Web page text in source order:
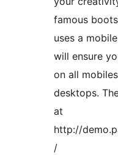
famous
uses a
will ensure
on all
desktops.
at
http://
/